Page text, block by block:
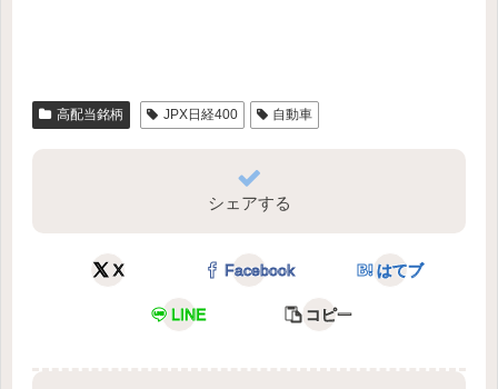
高配当銘柄 JPX日経400 自動車
シェアする
X Facebook はてブ
LINE コピー